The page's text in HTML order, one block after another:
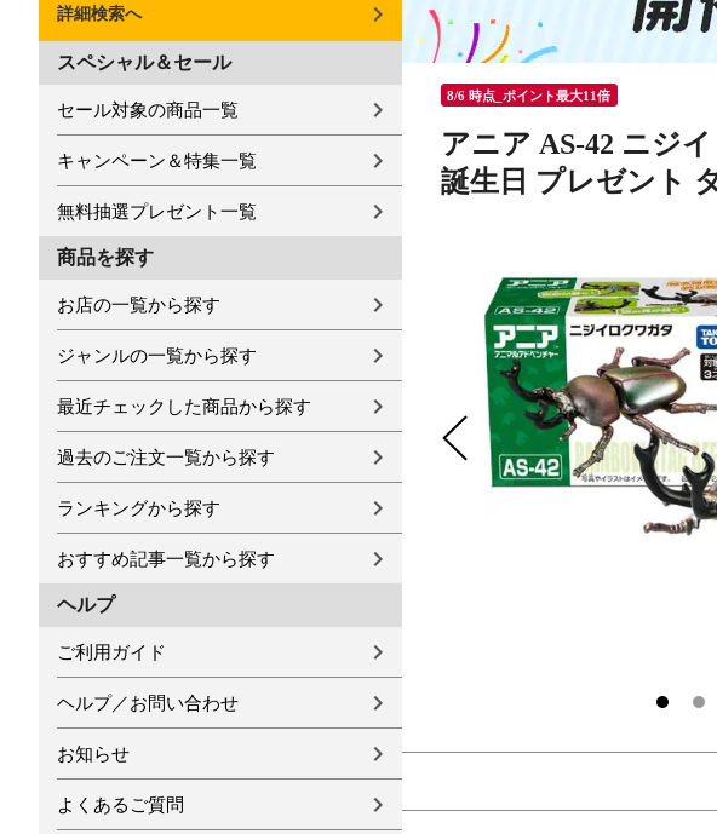
詳細検索へ
スペシャル＆セール
セール対象の商品一覧
キャンペーン＆特集一覧
無料抽選プレゼント一覧
商品を探す
お店の一覧から探す
ジャンルの一覧から探す
最近チェックした商品から探す
過去のご注文一覧から探す
ランキングから探す
おすすめ記事一覧から探す
ヘルプ
ご利用ガイド
ヘルプ／お問い合わせ
お知らせ
よくあるご質問
8/6 時点_ポイント最大11倍
アニア AS-42 ニジ
誕生日 プレゼント